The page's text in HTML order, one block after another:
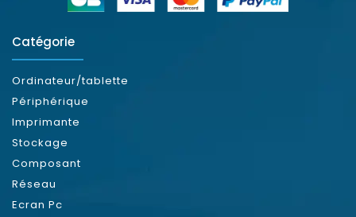
Catégorie
Ordinateur/tablette
Périphérique
Imprimante
Stockage
Composant
Réseau
Ecran Pc